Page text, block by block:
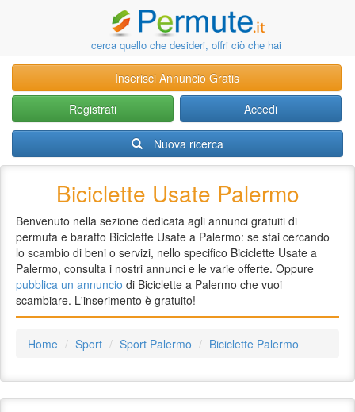
cerca quello che desideri, offri ciò che hai
Inserisci Annuncio Gratis
Registrati
Accedi
Nuova ricerca
Biciclette Usate Palermo
Benvenuto nella sezione dedicata agli annunci gratuiti di
permuta e baratto Biciclette Usate a Palermo: se stai cercando
lo scambio di beni o servizi, nello specifico Biciclette Usate a
Palermo, consulta i nostri annunci e le varie offerte. Oppure
pubblica un annuncio di Biciclette a Palermo che vuoi
scambiare. L'inserimento è gratuito!
Home Sport Sport Palermo Biciclette Palermo